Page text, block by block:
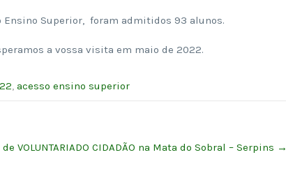
Ensino Superior, foram admitidos 93 alunos.
a vossa visita em maio de 2022.
, acesso ensino superior
VOLUNTARIADO CIDADÃO na Mata do Sobral – Serpins →